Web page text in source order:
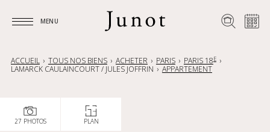
MENU
ACCUEIL TOUS NOS BIENS ACHETER PARIS PARIS 18E
LAMARCK CAULAINCOURT / JULES JOFFRIN APPARTEMENT
27 PHOTOS PLAN